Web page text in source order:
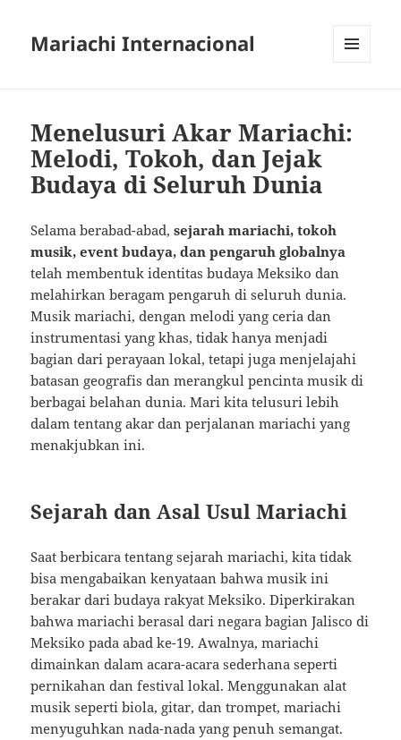
Mariachi Internacional
Menelusuri Akar Mariachi:
Melodi, Tokoh, dan Jejak
Budaya di Seluruh Dunia
Selama berabad-abad,sejarah mariachi, tokoh
musik, event budaya, dan pengaruh globalnya
telah membentuk identitas budaya Meksiko dan
melahirkan beragam pengaruh di seluruh dunia.
Musik mariachi, dengan melodi yang ceria dan
instrumentasi yang khas, tidak hanya menjadi
bagian dari perayaan lokal, tetapi juga menjelajahi
batasan geografis dan merangkul pencinta musik di
berbagai belahan dunia. Mari kita telusuri lebih
dalam tentang akar dan perjalanan mariachi yang
menakjubkan ini.
Sejarah dan Asal Usul Mariachi
Saat berbicara tentang sejarah mariachi, kita tidak
bisa mengabaikan kenyataan bahwa musik ini
berakar dari budaya rakyat Meksiko. Diperkirakan
bahwa mariachi berasal dari negara bagian Jalisco di
Meksiko pada abad ke-19. Awalnya, mariachi
dimainkan dalam acara-acara sederhana seperti
pernikahan dan festival lokal. Menggunakan alat
musik seperti biola, gitar, dan trompet, mariachi
menyuguhkan nada-nada yang penuh semangat.